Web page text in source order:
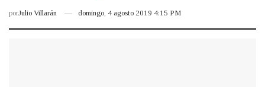
porJulio Villarán domingo, 4 agosto 2019 4:15 PM